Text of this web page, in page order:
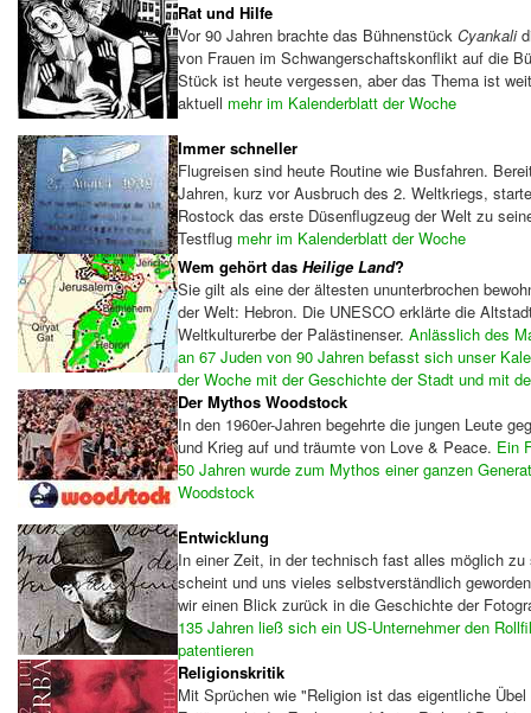
Rat und Hilfe
Vor 90 Jahren brachte das Bühnenstück Cyankali
von Frauen im Schwangerschaftskonflikt auf die
Stück ist heute vergessen, aber das Thema ist
aktuell mehr im Kalenderblatt der Woche
Immer schneller
Flugreisen sind heute Routine wie Busfahren.
Jahren, kurz vor Ausbruch des 2. Weltkriegs,
Rostock das erste Düsenflugzeug der Welt zu
Testflug mehr im Kalenderblatt der Woche
Wem gehört das Heilige Land?
Sie gilt als eine der ältesten ununterbrochen
der Welt: Hebron. Die UNESCO erklärte die
Weltkulturerbe der Palästinenser. Anlässlich des
an 67 Juden von 90 Jahren befasst sich unser
der Woche mit der Geschichte der Stadt und mit
Der Mythos Woodstock
In den 1960er-Jahren begehrte die jungen Leute
und Krieg auf und träumte von Love & Peace. Ein
50 Jahren wurde zum Mythos einer ganzen
Woodstock
Entwicklung
In einer Zeit, in der technisch fast alles möglich zu
scheint und uns vieles selbstverständlich
wir einen Blick zurück in die Geschichte der
135 Jahren ließ sich ein US-Unternehmer den
patentieren
Religionskritik
Mit Sprüchen wie "Religion ist das eigentliche Übel